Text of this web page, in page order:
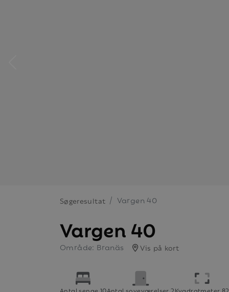
Søgeresultat Vargen 40
Vargen 40
Område: Branäs Vis på kort
Antal senge 10Antal soveværelser 2Kvadratmeter 82